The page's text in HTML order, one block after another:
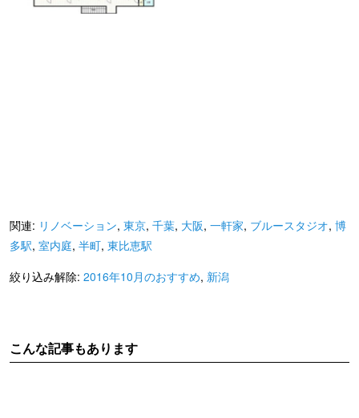
関連: リノベーション, 東京, 千葉, 大阪, 一軒家, ブルースタジオ, 博
多駅, 室内庭, 半町, 東比恵駅
絞り込み解除: 2016年10月のおすすめ, 新潟
こんな記事もあります